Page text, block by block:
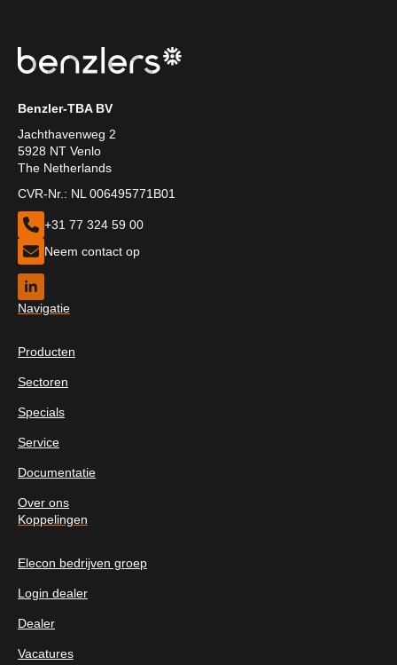
Benzler-TBA BV
Jachthavenweg 2
5928 NT Venlo
The Netherlands
CVR-Nr.: NL 006495771B01
+31 77 324 59 00
Neem contact op
Navigatie
Producten
Sectoren
Specials
Service
Documentatie
Over ons
Koppelingen
Elecon bedrijven groep
Login dealer
Dealer
Vacatures